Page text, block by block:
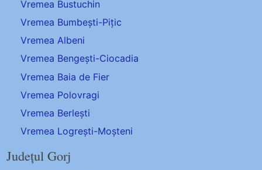
Vremea Bustuchin
Vremea Bumbești-Pițic
Vremea Albeni
Vremea Bengești-Ciocadia
Vremea Baia de Fier
Vremea Polovragi
Vremea Berlești
Vremea Logrești-Moșteni
Județul Gorj